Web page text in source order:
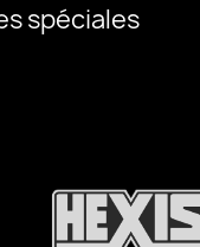
spéciales